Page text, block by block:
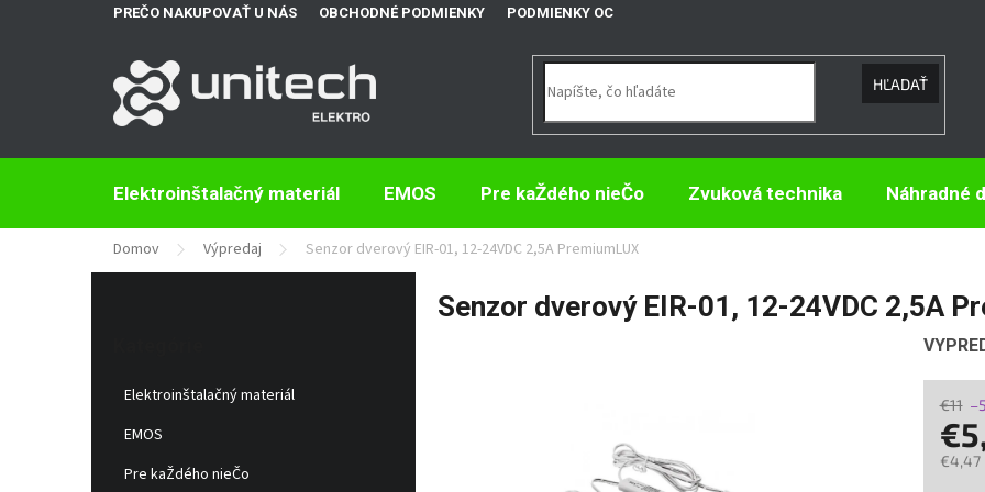
PREČO NAKUPOVAŤ U NÁS OBCHODNÉ PODMIENKY PODMIENKY OCHRANY OSOBNÝCH ÚDAJOV
HĽADAŤ
Elektroinštalačný materiál EMOS Pre kaŽdého nieČo Zvuková technika Náhradné
Domov Výpredaj Senzor dverový EIR-01, 12-24VDC 2,5A PremiumLUX
Elektroinštalačný materiál
EMOS
Pre kaŽdého nieČo
Senzor dverový EIR-01, 12-24VDC 2,5A
€11
€4,47